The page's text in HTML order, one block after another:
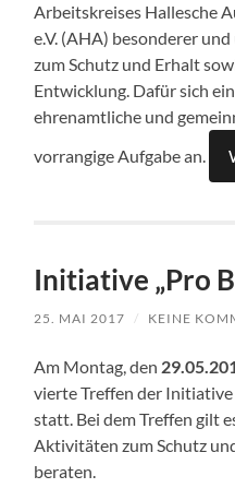
Arbeitskreises Hallesche
e.V. (AHA) besonderer
zum Schutz und Erhalt
Entwicklung. Dafür sich
ehrenamtliche und
vorrangige Aufgabe an.
Initiative „Pro
25. MAI 2017 / KEINE
Am Montag, den
vierte Treffen der Initiative
statt. Bei dem Treffen gilt
Aktivitäten zum Schutz
beraten.